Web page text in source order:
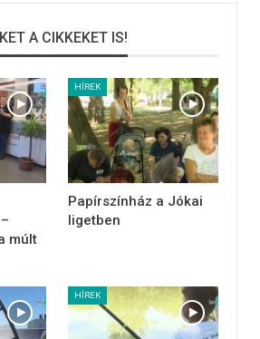
A CIKKEKET IS!
múlt
HÍREK
Papírszínház a Jókai
ligetben
HÍREK